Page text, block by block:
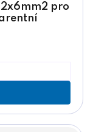
2x6mm2 pro